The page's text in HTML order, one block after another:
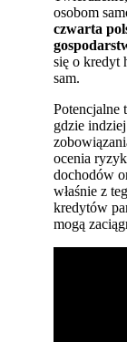
osobom
czwarta
się o kredyt
sam.
Potencjalne
gdzie
ocenia
dochodów
właśnie z
kredytów
mogą